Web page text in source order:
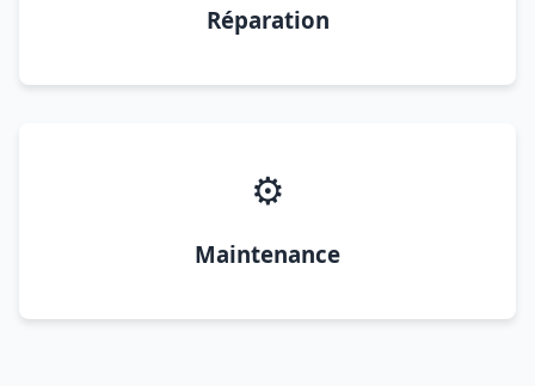
Réparation
⚙️
Maintenance